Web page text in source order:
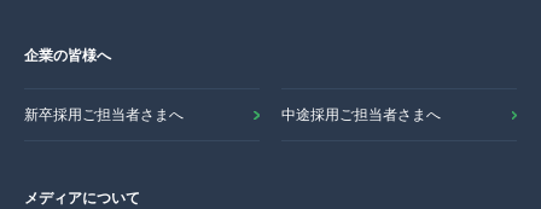
企業の皆様へ
新卒採用ご担当者さまへ 中途採用ご担当者さまへ
メディアについて